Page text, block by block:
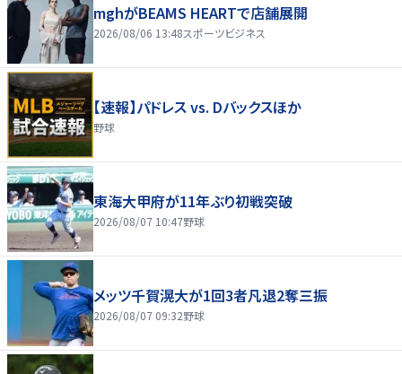
mghがBEAMS HEARTで店舗展開
2026/08/06 13:48スポーツビジネス
【速報】パドレス vs. Dバックスほか
野球
東海大甲府が11年ぶり初戦突破
2026/08/07 10:47野球
メッツ千賀滉大が1回3者凡退2奪三振
2026/08/07 09:32野球